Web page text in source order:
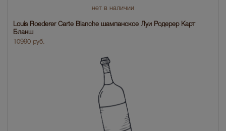
нет в наличии
Louis Roederer Carte Blanche шампанское Луи Родерер Карт
Бланш
10990 руб.